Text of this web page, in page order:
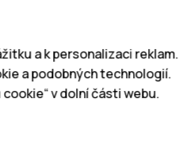
a k personalizaci reklam.
a podobných technologií.
v dolní části webu.